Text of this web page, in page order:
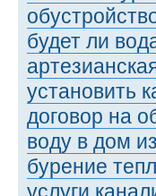
будет ли
установить
договор на
воду в дом
бурение
услуги